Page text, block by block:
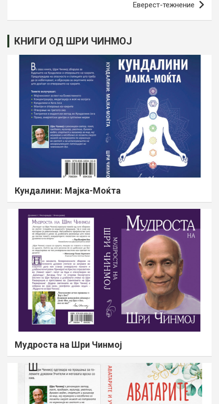
Еверест-тежнение
КНИГИ ОД ШРИ ЧИНМОЈ
Кундалини: Мајка-Моќта
Мудроста на Шри Чинмој